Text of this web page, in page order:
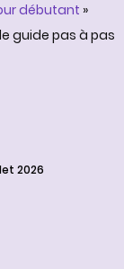
débutant »
guide pas à pas
2026